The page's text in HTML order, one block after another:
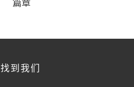
篇章
找到我们